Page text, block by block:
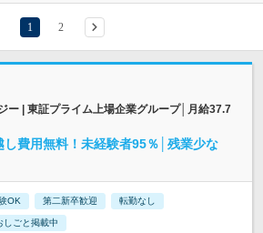
1 2
ー | 東証プライム上場企業グループ│月給37.7
し費用無料！未経験者95％│残業少な
OK 第二新卒歓迎 転勤なし
しごと掲載中